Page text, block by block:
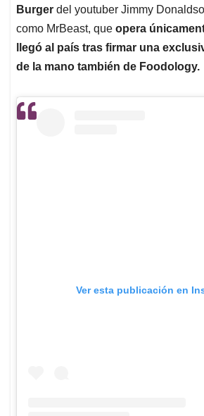
Burger del youtuber Jimmy
como MrBeast, que opera
llegó al país tras firmar una
de la mano también de Foodology.
Ver esta publicación en